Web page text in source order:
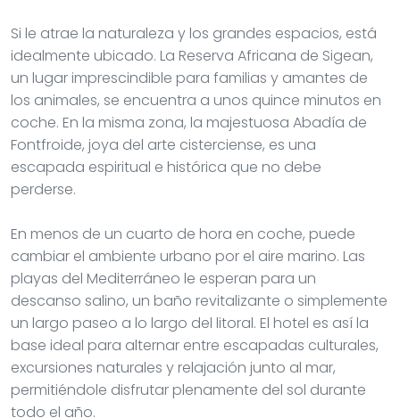
Si le atrae la naturaleza y los grandes espacios, está
idealmente ubicado. La Reserva Africana de Sigean,
un lugar imprescindible para familias y amantes de
los animales, se encuentra a unos quince minutos en
coche. En la misma zona, la majestuosa Abadía de
Fontfroide, joya del arte cisterciense, es una
escapada espiritual e histórica que no debe
perderse.
En menos de un cuarto de hora en coche, puede
cambiar el ambiente urbano por el aire marino. Las
playas del Mediterráneo le esperan para un
descanso salino, un baño revitalizante o simplemente
un largo paseo a lo largo del litoral. El hotel es así la
base ideal para alternar entre escapadas culturales,
excursiones naturales y relajación junto al mar,
permitiéndole disfrutar plenamente del sol durante
todo el año.